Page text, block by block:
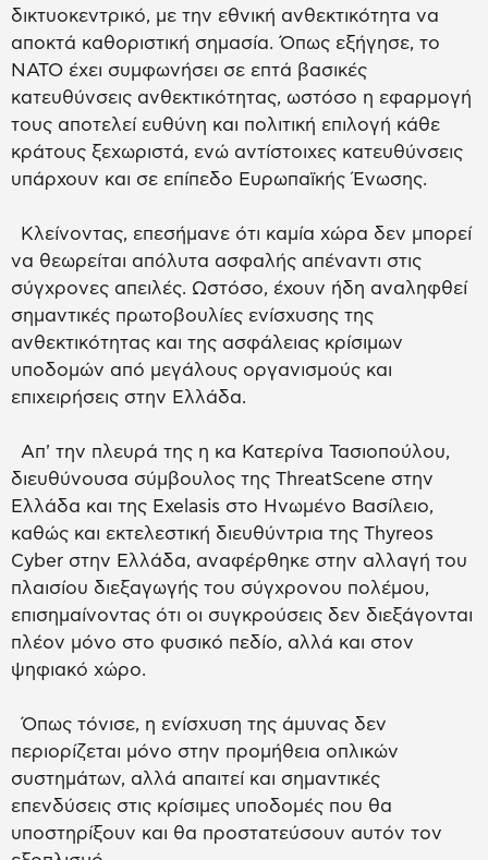
δικτυοκεντρικό, με την εθνική ανθεκτικότητα να
αποκτά καθοριστική σημασία. Όπως εξήγησε, το
ΝΑΤΟ έχει συμφωνήσει σε επτά βασικές
κατευθύνσεις ανθεκτικότητας, ωστόσο η εφαρμογή
τους αποτελεί ευθύνη και πολιτική επιλογή κάθε
κράτους ξεχωριστά, ενώ αντίστοιχες κατευθύνσεις
υπάρχουν και σε επίπεδο Ευρωπαϊκής Ένωσης.
Κλείνοντας, επεσήμανε ότι καμία χώρα δεν μπορεί
να θεωρείται απόλυτα ασφαλής απέναντι στις
σύγχρονες απειλές. Ωστόσο, έχουν ήδη αναληφθεί
σημαντικές πρωτοβουλίες ενίσχυσης της
ανθεκτικότητας και της ασφάλειας κρίσιμων
υποδομών από μεγάλους οργανισμούς και
επιχειρήσεις στην Ελλάδα.
Απ' την πλευρά της η κα Κατερίνα Τασιοπούλου,
διευθύνουσα σύμβουλος της ThreatScene στην
Ελλάδα και της Exelasis στο Ηνωμένο Βασίλειο,
καθώς και εκτελεστική διευθύντρια της Thyreos
Cyber στην Ελλάδα, αναφέρθηκε στην αλλαγή του
πλαισίου διεξαγωγής του σύγχρονου πολέμου,
επισημαίνοντας ότι οι συγκρούσεις δεν διεξάγονται
πλέον μόνο στο φυσικό πεδίο, αλλά και στον
ψηφιακό χώρο.
Όπως τόνισε, η ενίσχυση της άμυνας δεν
περιορίζεται μόνο στην προμήθεια οπλικών
συστημάτων, αλλά απαιτεί και σημαντικές
επενδύσεις στις κρίσιμες υποδομές που θα
υποστηρίξουν και θα προστατεύσουν αυτόν τον